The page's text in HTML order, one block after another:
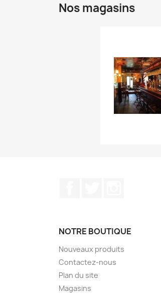
Nos magasins
NOTRE BOUTIQUE
Nouveaux produits
Contactez-nous
Plan du site
Magasins